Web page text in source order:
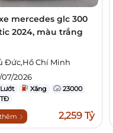
mercedes glc 300
2024, màu trắng
Đức,Hồ Chí Minh
07/2026
Xăng
23000
2,259 Tỷ